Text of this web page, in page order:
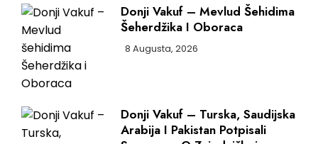
Donji Vakuf – Mevlud Šehidima
Šeherdžika I Oboraca
8 Augusta, 2026
Donji Vakuf – Turska, Saudijska
Arabija I Pakistan Potpisali